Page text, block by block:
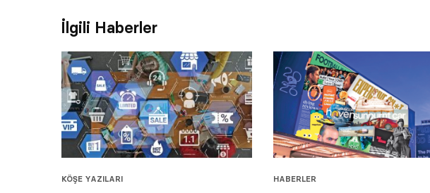
İlgili Haberler
KÖŞE YAZILARI HABERLER